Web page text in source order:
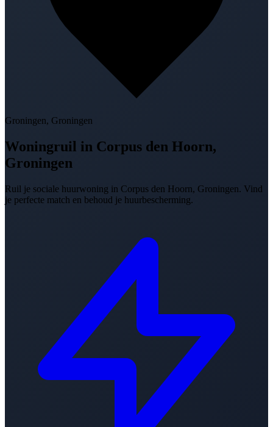
Groningen, Groningen
Woningruil in Corpus den Hoorn,
Groningen
Ruil je sociale huurwoning in Corpus den Hoorn, Groningen. Vind
je perfecte match en behoud je huurbescherming.